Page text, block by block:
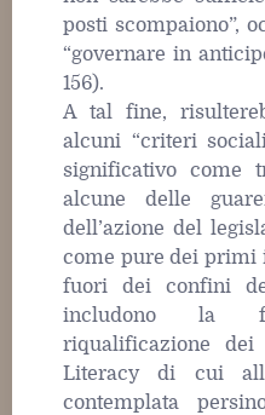
posti scompaiono”,
“governare in
156).
A tal fine,
alcuni “criteri
significativo come
alcune delle
dell’azione del
come pure dei primi
fuori dei confini
includono la
riqualificazione
Literacy di cui
contemplata